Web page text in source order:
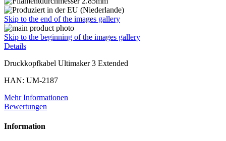
Skip to the end of the images gallery
Skip to the beginning of the images gallery
Details
Druckkopfkabel Ultimaker 3 Extended
HAN: UM-2187
Mehr Informationen
Bewertungen
Information